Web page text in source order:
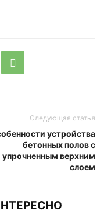
Следующая статья
устройства
бетонных полов с
упрочненным верхним
слоем